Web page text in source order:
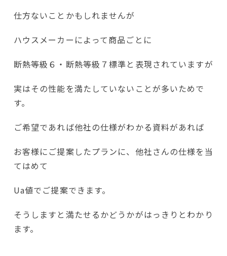
仕方ないことかもしれませんが
ハウスメーカーによって商品ごとに
断熱等級６・断熱等級７標準と表現されていますが
実はその性能を満たしていないことが多いためで
す。
ご希望であれば他社の仕様がわかる資料があれば
お客様にご提案したプランに、他社さんの仕様を当
てはめて
Ua値でご提案できます。
そうしますと満たせるかどうかがはっきりとわかり
ます。